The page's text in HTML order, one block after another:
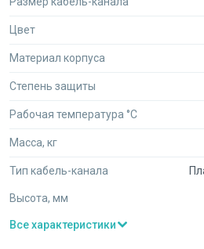
канала под конкретные нужды.
для создания аккуратной и
Цвет
Материал корпуса
Степень защиты
Рабочая температура °C
Масса, кг
Тип кабель-канала
Высота, мм
Все характеристики